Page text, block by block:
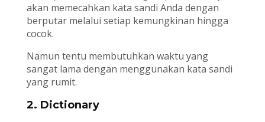
akan memecahkan kata sandi Anda dengan
berputar melalui setiap kemungkinan hingga
cocok.
Namun tentu membutuhkan waktu yang
sangat lama dengan menggunakan kata sandi
yang rumit.
2. Dictionary